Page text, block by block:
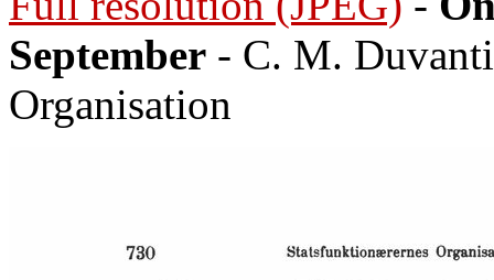
September - C. M.
Organisation